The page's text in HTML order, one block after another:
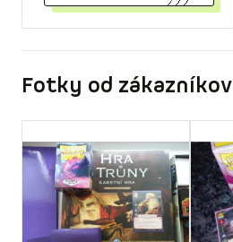
Fotky od zákazníkov